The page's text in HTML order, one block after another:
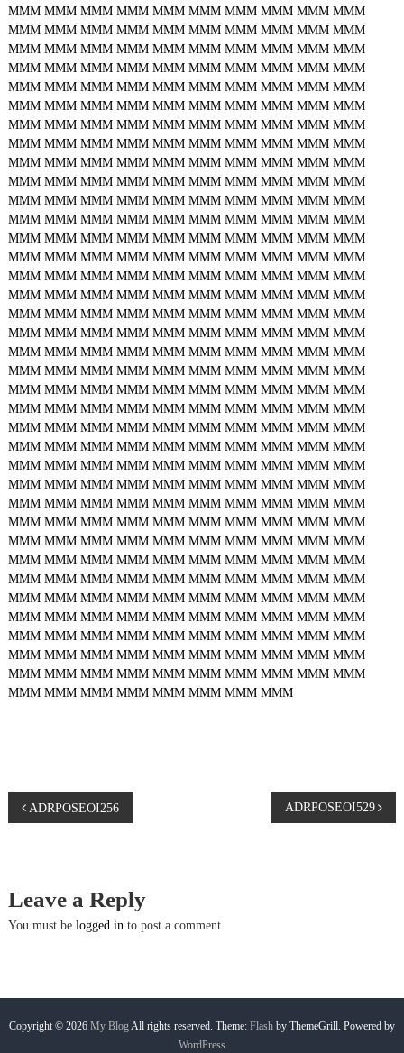
MMM MMM MMM MMM MMM MMM MMM MMM MMM MMM
MMM MMM MMM MMM MMM MMM MMM MMM MMM MMM
MMM MMM MMM MMM MMM MMM MMM MMM MMM MMM
MMM MMM MMM MMM MMM MMM MMM MMM MMM MMM
MMM MMM MMM MMM MMM MMM MMM MMM MMM MMM
MMM MMM MMM MMM MMM MMM MMM MMM MMM MMM
MMM MMM MMM MMM MMM MMM MMM MMM MMM MMM
MMM MMM MMM MMM MMM MMM MMM MMM MMM MMM
MMM MMM MMM MMM MMM MMM MMM MMM MMM MMM
MMM MMM MMM MMM MMM MMM MMM MMM MMM MMM
MMM MMM MMM MMM MMM MMM MMM MMM MMM MMM
MMM MMM MMM MMM MMM MMM MMM MMM MMM MMM
MMM MMM MMM MMM MMM MMM MMM MMM MMM MMM
MMM MMM MMM MMM MMM MMM MMM MMM MMM MMM
MMM MMM MMM MMM MMM MMM MMM MMM MMM MMM
MMM MMM MMM MMM MMM MMM MMM MMM MMM MMM
MMM MMM MMM MMM MMM MMM MMM MMM MMM MMM
MMM MMM MMM MMM MMM MMM MMM MMM MMM MMM
MMM MMM MMM MMM MMM MMM MMM MMM MMM MMM
MMM MMM MMM MMM MMM MMM MMM MMM MMM MMM
MMM MMM MMM MMM MMM MMM MMM MMM MMM MMM
MMM MMM MMM MMM MMM MMM MMM MMM MMM MMM
MMM MMM MMM MMM MMM MMM MMM MMM MMM MMM
MMM MMM MMM MMM MMM MMM MMM MMM MMM MMM
MMM MMM MMM MMM MMM MMM MMM MMM MMM MMM
MMM MMM MMM MMM MMM MMM MMM MMM MMM MMM
MMM MMM MMM MMM MMM MMM MMM MMM MMM MMM
MMM MMM MMM MMM MMM MMM MMM MMM MMM MMM
MMM MMM MMM MMM MMM MMM MMM MMM MMM MMM
MMM MMM MMM MMM MMM MMM MMM MMM MMM MMM
MMM MMM MMM MMM MMM MMM MMM MMM MMM MMM
MMM MMM MMM MMM MMM MMM MMM MMM MMM MMM
MMM MMM MMM MMM MMM MMM MMM MMM MMM MMM
MMM MMM MMM MMM MMM MMM MMM MMM MMM MMM
MMM MMM MMM MMM MMM MMM MMM MMM MMM MMM
MMM MMM MMM MMM MMM MMM MMM MMM MMM MMM
MMM MMM MMM MMM MMM MMM MMM MMM
P
s
t
a
ADRPOSEOI256 ADRPOSEOI529
Leave a Reply
You must be logged into post a comment.
Copyright © 2026 My BlogAll rights reserved. Theme: Flash by ThemeGrill. Powered by
WordPress